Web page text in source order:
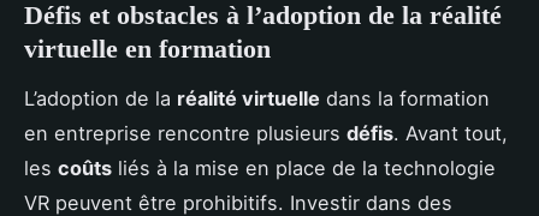
Défis et obstacles à l’adoption de la réalité
virtuelle en formation
L’adoption de la réalité virtuelle dans la formation
en entreprise rencontre plusieurs défis. Avant tout,
les coûts liés à la mise en place de la technologie
VR peuvent être prohibitifs. Investir dans des